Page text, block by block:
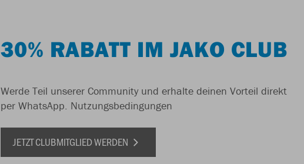
30% RABATT IM JAKO CLUB
Werde Teil unserer Community und erhalte deinen Vorteil direkt
per WhatsApp. Nutzungsbedingungen
JETZT CLUBMITGLIED WERDEN